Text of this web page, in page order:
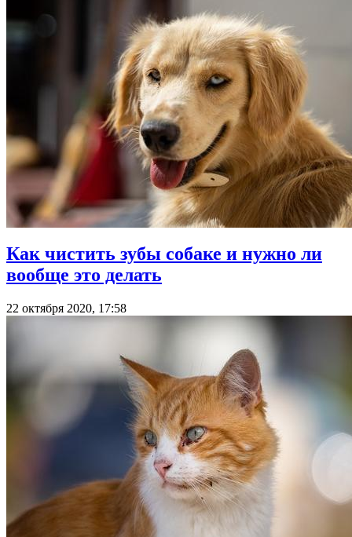
Как чистить зубы собаке и нужно ли
вообще это делать
22 октября 2020, 17:58